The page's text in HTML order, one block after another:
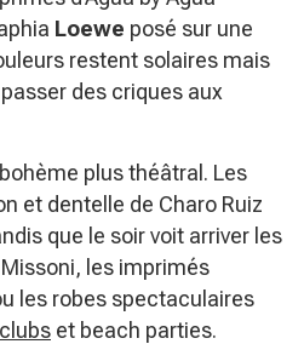
Loewe posé sur une
restent solaires mais
des criques aux
plus théâtral. Les
et dentelle de Charo Ruiz
que le soir voit arriver les
les imprimés
les robes spectaculaires
et beach parties.